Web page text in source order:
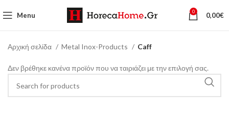
Menu 0 0,00€
Αρχική σελίδα Metal Inox-Products Caff
Δεν βρέθηκε κανένα προϊόν που να ταιριάζει με την επιλογή σας.